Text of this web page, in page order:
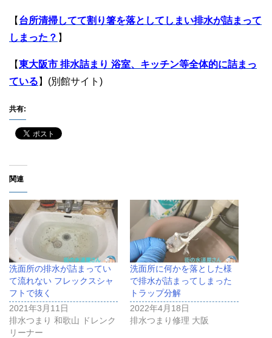
【 台所清掃してて割り箸を落としてしまい排水が詰まって
しまった？ 】
【東大阪市 排水詰まり 浴室、キッチン等全体的に詰まっ
ている 】(別館サイト)
共有:
関連
洗面所の排水が詰まってい
て流れない フレックスシャ
フトで抜く
2021年3月11日
排水つまり 和歌山 ドレンク
リーナー
洗面所に何かを落とした様
で排水が詰まってしまった
トラップ分解
2022年4月18日
排水つまり修理 大阪